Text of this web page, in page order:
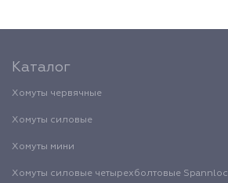
Каталог
Хомуты червячные
Хомуты силовые
Хомуты мини
Хомуты силовые четырехболтовые Spannloc